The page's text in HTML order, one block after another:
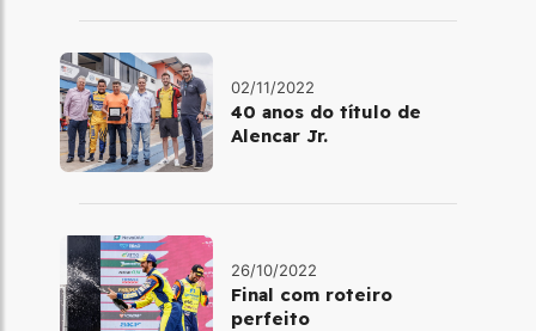
02/11/2022
40 anos do título de
Alencar Jr.
26/10/2022
Final com roteiro
perfeito